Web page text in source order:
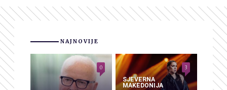
NAJNOVIJE
0
SJEVERNA
MAKEDONIJA
3